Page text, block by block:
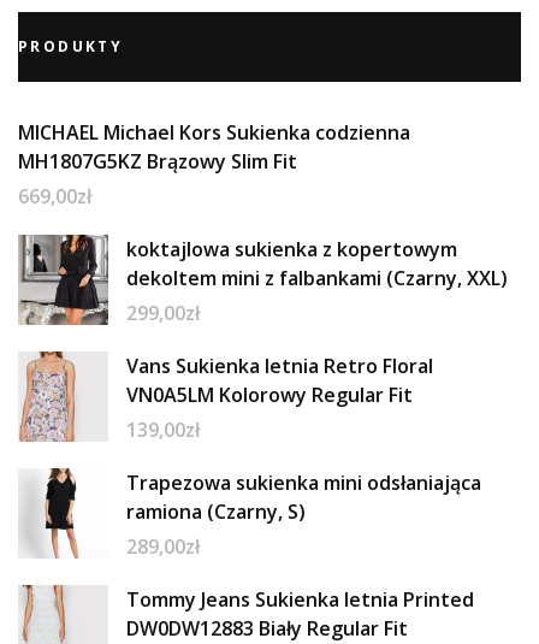
PRODUKTY
MICHAEL Michael Kors Sukienka codzienna
MH1807G5KZ Brązowy Slim Fit
669,00zł
koktajlowa sukienka z kopertowym
dekoltem mini z falbankami (Czarny, XXL)
299,00zł
Vans Sukienka letnia Retro Floral
VN0A5LM Kolorowy Regular Fit
139,00zł
Trapezowa sukienka mini odsłaniająca
ramiona (Czarny, S)
289,00zł
Tommy Jeans Sukienka letnia Printed
DW0DW12883 Biały Regular Fit